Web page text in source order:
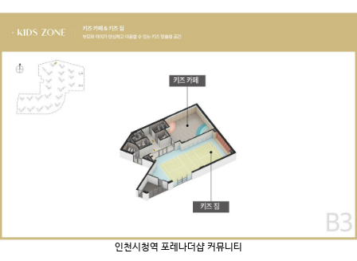
인천시청역 포레나더샵 커뮤니티